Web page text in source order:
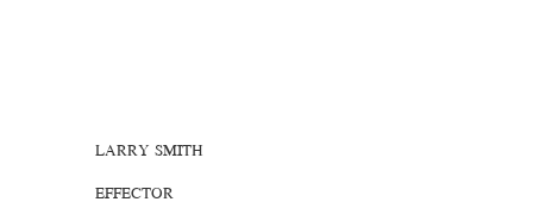
LARRY SMITH
EFFECTOR